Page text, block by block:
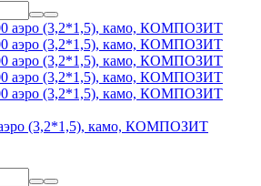
аэро (3,2*1,5), камо, КОМПОЗИТ